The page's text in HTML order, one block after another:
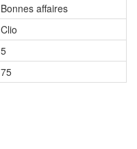
Bonnes affaires
Clio
5
75